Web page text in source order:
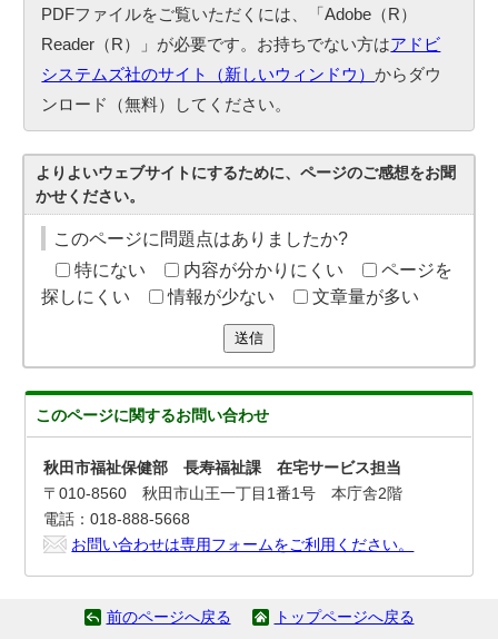
PDFファイルをご覧いただくには、「Adobe（R）
Reader（R）」が必要です。お持ちでない方はアドビ
システムズ社のサイト（新しいウィンドウ）からダウ
ンロード（無料）してください。
よりよいウェブサイトにするために、ページのご感想をお聞
かせください。
このページに問題点はありましたか?
特にない
内容が分かりにくい
ページを
探しにくい
情報が少ない 文章量が多い
送信
このページに関するお問い合わせ
秋田市福祉保健部 長寿福祉課 在宅サービス担当
〒010-8560 秋田市山王一丁目1番1号 本庁舎2階
電話：018-888-5668
お問い合わせは専用フォームをご利用ください。
前のページへ戻る トップページへ戻る